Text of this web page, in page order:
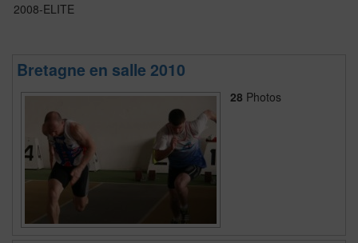
2008-ELITE
Bretagne en salle 2010
28 Photos